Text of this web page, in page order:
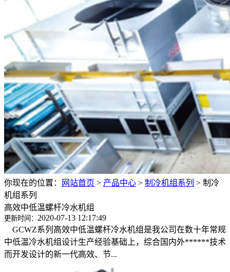
你现在的位置： 网站首页 > 产品中心 > 制冷机组系列 > 制冷
机组系列
高效中低温螺杆冷水机组
更新时间： 2020-07-13 12:17:49
GCWZ系列高效中低温螺杆冷水机组是我公司在数十年常规
中低温冷水机组设计生产经验基础上，综合国内外******技术
而开发设计的新一代高效、节...